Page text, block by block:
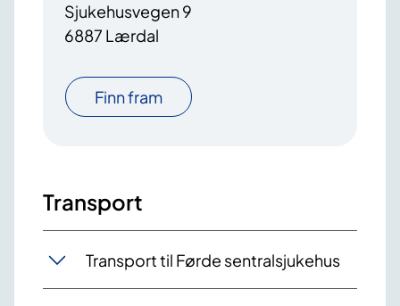
Sjukehusvegen 9
6887 Lærdal
Finn fram
Transport
Transport til Førde sentralsjukehus